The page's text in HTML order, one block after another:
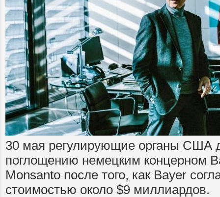
30 мая регулирующие органы США
поглощению немецким концерном
Monsanto после того, как Bayer
стоимостью около $9 миллиардов.